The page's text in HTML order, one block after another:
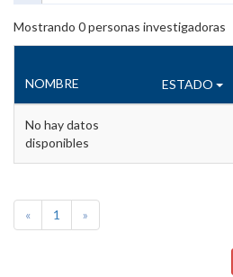
Mostrando 0personas investigadoras
NOMBRE ESTADO
No hay datos
disponibles
« 1 »